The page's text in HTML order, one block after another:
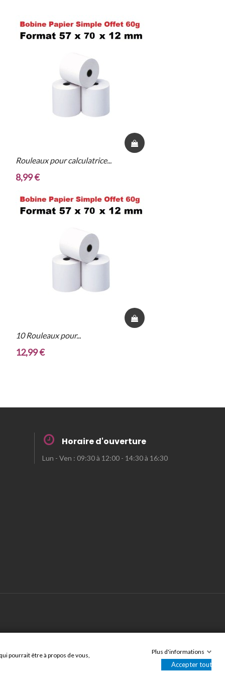
Rouleaux pour calculatrice...
8,99 €
10 Rouleaux pour...
12,99 €
Horaire d'ouverture
Lun - Ven : 09:30 à 12:00 - 14:30 à 16:30
pourrait être à propos de vous,
Plus d'informations
Accepter tout